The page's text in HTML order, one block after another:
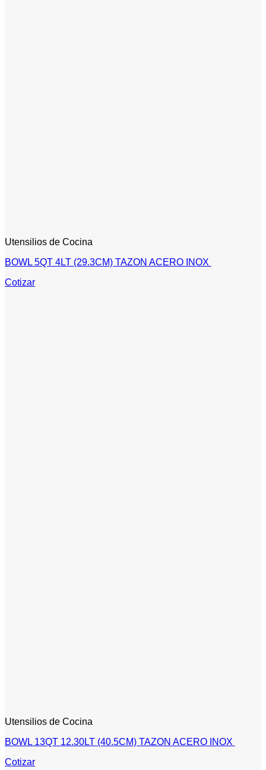
Utensilios de Cocina
BOWL 5QT 4LT (29.3CM) TAZON ACERO INOX
Cotizar
Utensilios de Cocina
BOWL 13QT 12.30LT (40.5CM) TAZON ACERO INOX
Cotizar